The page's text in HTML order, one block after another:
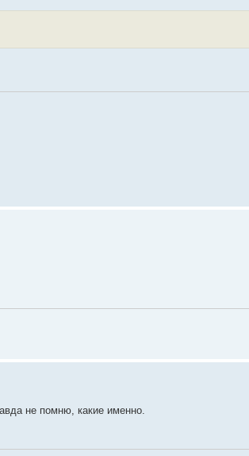
не помню, какие именно.